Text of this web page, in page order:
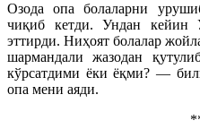
Озода опа болаларни
чиқиб кетди. Ундан кейин
эттирди. Ниҳоят болалар
шармандали жазодан
кўрсатдими ёки ёқми? —
опа мени аяди.